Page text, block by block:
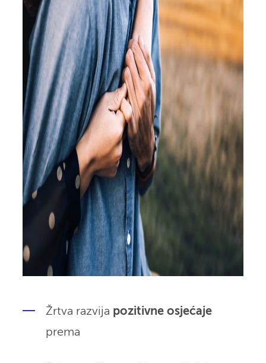
Žrtva razvija pozitivne osjećaje
prema